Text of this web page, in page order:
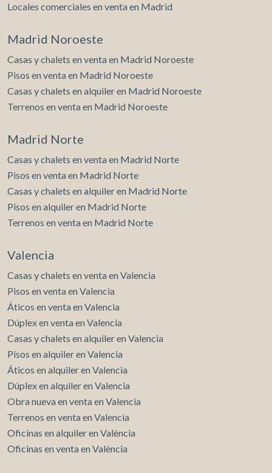
Locales comerciales en venta en Madrid
Madrid Noroeste
Casas y chalets en venta en Madrid Noroeste
Pisos en venta en Madrid Noroeste
Casas y chalets en alquiler en Madrid Noroeste
Terrenos en venta en Madrid Noroeste
Madrid Norte
Casas y chalets en venta en Madrid Norte
Pisos en venta en Madrid Norte
Casas y chalets en alquiler en Madrid Norte
Pisos en alquiler en Madrid Norte
Terrenos en venta en Madrid Norte
Valencia
Casas y chalets en venta en Valencia
Pisos en venta en Valencia
Áticos en venta en Valencia
Dúplex en venta en Valencia
Casas y chalets en alquiler en Valencia
Pisos en alquiler en Valencia
Áticos en alquiler en Valencia
Dúplex en alquiler en Valencia
Obra nueva en venta en Valencia
Terrenos en venta en Valencia
Oficinas en alquiler en València
Oficinas en venta en València